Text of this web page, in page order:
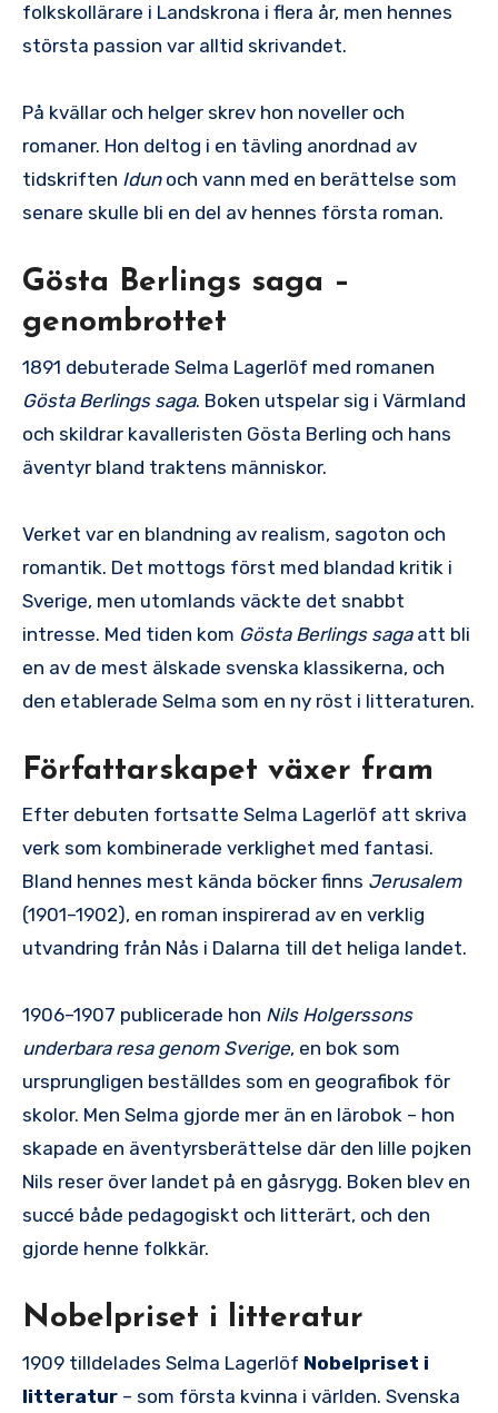
folkskollärare i Landskrona i flera år, men hennes
största passion var alltid skrivandet.
På kvällar och helger skrev hon noveller och
romaner. Hon deltog i en tävling anordnad av
tidskriften Idunoch vann med en berättelse som
senare skulle bli en del av hennes första roman.
Gösta Berlings saga –
genombrottet
1891 debuterade Selma Lagerlöf med romanen
Gösta Berlings saga. Boken utspelar sig i Värmland
och skildrar kavalleristen Gösta Berling och hans
äventyr bland traktens människor.
Verket var en blandning av realism, sagoton och
romantik. Det mottogs först med blandad kritik i
Sverige, men utomlands väckte det snabbt
intresse. Med tiden kom Gösta Berlings sagaatt bli
en av de mest älskade svenska klassikerna, och
den etablerade Selma som en ny röst i litteraturen.
Författarskapet växer fram
Efter debuten fortsatte Selma Lagerlöf att skriva
verk som kombinerade verklighet med fantasi.
Bland hennes mest kända böcker finns Jerusalem
(1901–1902), en roman inspirerad av en verklig
utvandring från Nås i Dalarna till det heliga landet.
1906–1907 publicerade hon Nils Holgerssons
underbara resa genom Sverige, en bok som
ursprungligen beställdes som en geografibok för
skolor. Men Selma gjorde mer än en lärobok – hon
skapade en äventyrsberättelse där den lille pojken
Nils reser över landet på en gåsrygg. Boken blev en
succé både pedagogiskt och litterärt, och den
gjorde henne folkkär.
Nobelpriset i litteratur
1909 tilldelades Selma Lagerlöf Nobelpriset i
litteratur – som första kvinna i världen. Svenska